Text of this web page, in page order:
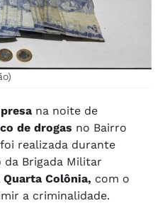
na noite de
de drogas no Bairro
foi realizada durante
Brigada Militar
Quarta Colônia, com o
a criminalidade.